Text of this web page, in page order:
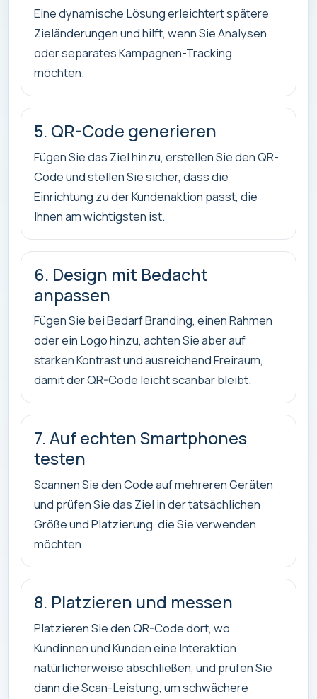
Eine dynamische Lösung erleichtert spätere
Zieländerungen und hilft, wenn Sie Analysen
oder separates Kampagnen-Tracking
möchten.
5. QR-Code generieren
Fügen Sie das Ziel hinzu, erstellen Sie den QR-
Code und stellen Sie sicher, dass die
Einrichtung zu der Kundenaktion passt, die
Ihnen am wichtigsten ist.
6. Design mit Bedacht
anpassen
Fügen Sie bei Bedarf Branding, einen Rahmen
oder ein Logo hinzu, achten Sie aber auf
starken Kontrast und ausreichend Freiraum,
damit der QR-Code leicht scanbar bleibt.
7. Auf echten Smartphones
testen
Scannen Sie den Code auf mehreren Geräten
und prüfen Sie das Ziel in der tatsächlichen
Größe und Platzierung, die Sie verwenden
möchten.
8. Platzieren und messen
Platzieren Sie den QR-Code dort, wo
Kundinnen und Kunden eine Interaktion
natürlicherweise abschließen, und prüfen Sie
dann die Scan-Leistung, um schwächere